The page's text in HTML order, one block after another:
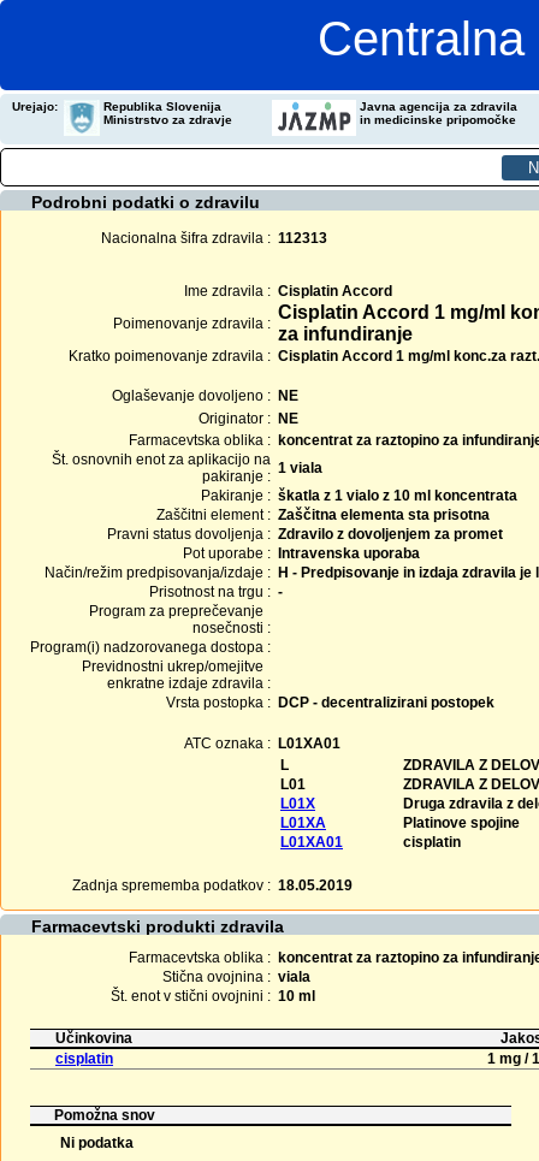
Urejajo:
Republika Slovenija
Ministrstvo za zdravje
Javna agencija za zdravila
in medicinske pripomočke
Podrobni podatki o zdravilu
Nacionalna šifra zdravila : 112313
Ime zdravila : Cisplatin Accord
Poimenovanje zdravila :
Cisplatin Accord 1 mg/ml
za infundiranje
Kratko poimenovanje zdravila : Cisplatin Accord 1 mg/ml konc.za
Oglaševanje dovoljeno : NE
Originator : NE
Farmacevtska oblika : koncentrat za raztopino za
Št. osnovnih enot za aplikacijo na
pakiranje : 1 viala
Pakiranje : škatla z 1 vialo z 10 ml koncentrata
Zaščitni element : Zaščitna elementa sta prisotna
Pravni status dovoljenja : Zdravilo z dovoljenjem za promet
Pot uporabe :
Intravenska uporaba
Način/režim predpisovanja/izdaje : H - Predpisovanje in izdaja zdravila
Prisotnost na trgu : -
Program za preprečevanje
nosečnosti :
Program(i) nadzorovanega dostopa :
Previdnostni ukrep/omejitve
enkratne izdaje zdravila :
Vrsta postopka : DCP - decentralizirani postopek
ATC oznaka : L01XA01
L
ZDRAVILA Z
L01
ZDRAVILA Z
L01X
Druga zdravila z
L01XA
Platinove spojine
L01XA01
cisplatin
Zadnja sprememba podatkov : 18.05.2019
Farmacevtski produkti zdravila
Farmacevtska oblika : koncentrat za raztopino za
Stična ovojnina : viala
Št. enot v stični ovojnini : 10 ml
Učinkovina
cisplatin
1 mg /
Pomožna snov
Ni podatka